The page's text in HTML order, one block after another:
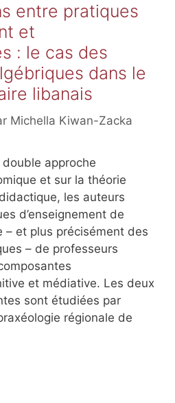
entre pratiques
et
: le cas des
dans le
libanais
Michella Kiwan-Zacka
approche
et sur la théorie
les auteurs
d’enseignement de
– et plus précisément des
– de professeurs
et médiative. Les deux
sont étudiées par
régionale de